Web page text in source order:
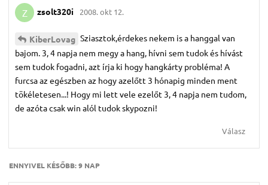
Z zsolt320i 2008. okt 12.
KiberLovag Sziasztok,érdekes nekem is a hanggal van
bajom. 3, 4 napja nem megy a hang, hívni sem tudok és hívást
sem tudok fogadni, azt írja ki hogy hangkárty probléma! A
furcsa az egészben az hogy azelőtt 3 hónapig minden ment
tökéletesen...! Hogy mi lett vele ezelőt 3, 4 napja nem tudom,
de azóta csak win alól tudok skypozni!
Válasz
ENNYIVEL KÉSŐBB:9 NAP